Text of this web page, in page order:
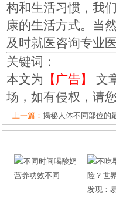
构和生活习惯，我
康的生活方式。当
及时就医咨询专业
关键词：
本文为 【广告】
文
场，如有侵权，请
上一篇： 揭秘人体不同部位的